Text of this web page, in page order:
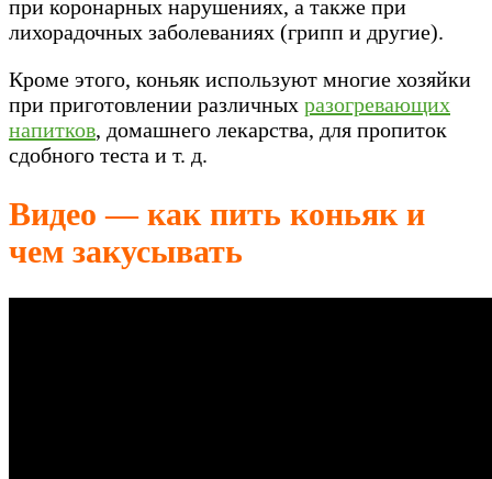
при коронарных нарушениях, а также при
лихорадочных заболеваниях (грипп и другие).
Кроме этого, коньяк используют многие хозяйки
при приготовлении различных разогревающих
напитков, домашнего лекарства, для пропиток
сдобного теста и т. д.
Видео — как пить коньяк и
чем закусывать